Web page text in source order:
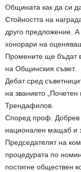
Общината как да си
Стойността на
друго предложение.
хонорари на
Промените ще бъдат
на Общинския съвет.
Дебат сред
на званието
Трендафилов.
Според проф. Добрев
национален мащаб и
Председателят на
процедурата по
постигне обществен